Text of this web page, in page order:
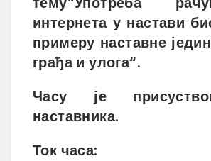
интернета у настави
примеру наставне
грађа и улога“.
Часу је
наставника.
Ток часа: